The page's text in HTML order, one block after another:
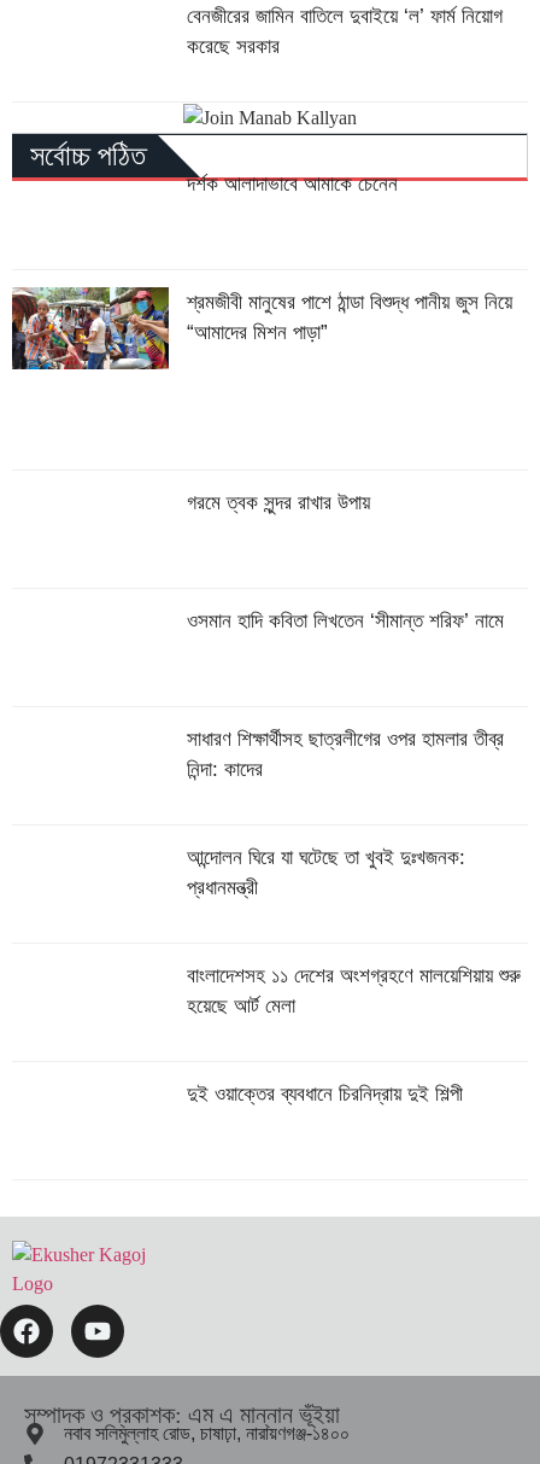
বেনজীরের জামিন বাতিলে দুবাইয়ে ‌‘ল’ ফার্ম নিয়োগ
করেছে সরকার
সর্বোচ্চ পঠিত
দর্শক আলাদাভাবে আমাকে চেনেন
শ্রমজীবী মানুষের পাশে ঠান্ডা বিশুদ্ধ পানীয় জুস নিয়ে
“আমাদের মিশন পাড়া”
গরমে ত্বক সুন্দর রাখার উপায়
ওসমান হাদি কবিতা লিখতেন ‘সীমান্ত শরিফ’ নামে
সাধারণ শিক্ষার্থীসহ ছাত্রলীগের ওপর হামলার তীব্র
নিন্দা: কাদের
আন্দোলন ঘিরে যা ঘটেছে তা খুবই দুঃখজনক:
প্রধানমন্ত্রী
বাংলাদেশসহ ১১ দেশের অংশগ্রহণে মালয়েশিয়ায় শুরু
হয়েছে আর্ট মেলা
দুই ওয়াক্তের ব্যবধানে চিরনিদ্রায় দুই শিল্পী
সম্পাদক ও প্রকাশক: এম এ মান্নান ভূঁইয়া
নবাব সলিমুল্লাহ রোড, চাষাঢ়া, নারায়ণগঞ্জ-১৪০০